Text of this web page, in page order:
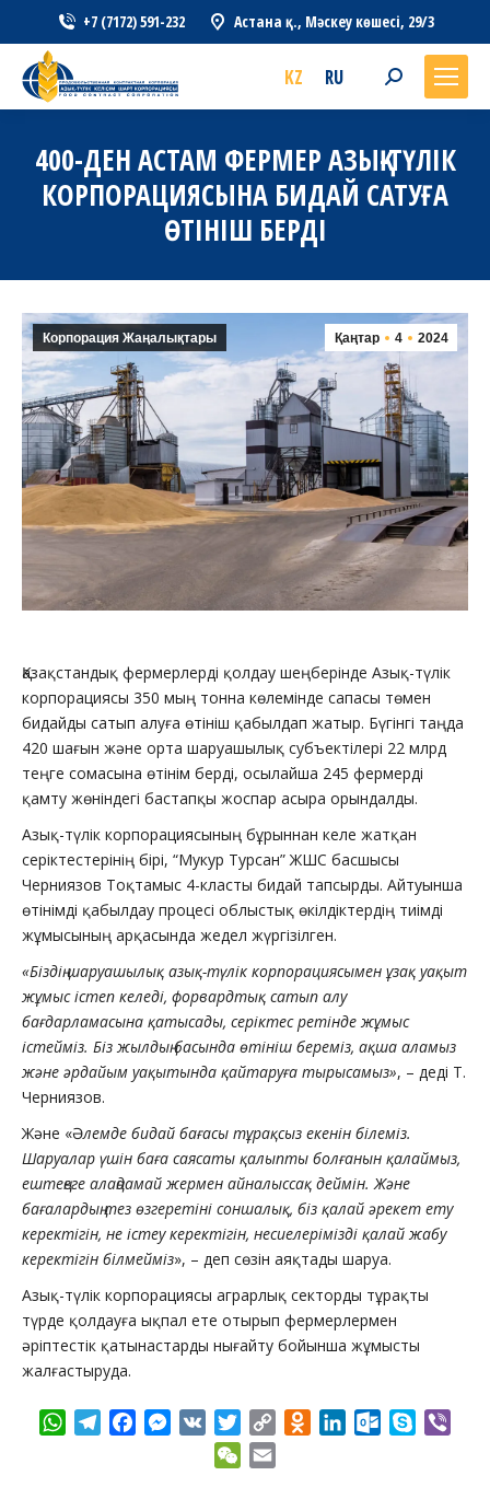
+7 (7172) 591-232 Астана қ., Мәскеу көшесі, 29/3
KZ RU Search:
400-ДЕН АСТАМ ФЕРМЕР АЗЫҚ-ТҮЛІК
КОРПОРАЦИЯСЫНА БИДАЙ САТУҒА
ӨТІНІШ БЕРДІ
Қаңтар 4 2024
Корпорация Жаңалықтары
Қазақстандық фермерлерді қолдау шеңберінде Азық-түлік
корпорациясы 350 мың тонна көлемінде сапасы төмен
бидайды сатып алуға өтініш қабылдап жатыр. Бүгінгі таңда
420 шағын және орта шаруашылық субъектілері 22 млрд
теңге сомасына өтінім берді, осылайша 245 фермерді
қамту жөніндегі бастапқы жоспар асыра орындалды.
Азық-түлік корпорациясының бұрыннан келе жатқан
серіктестерінің бірі, “Мукур Турсан” ЖШС басшысы
Черниязов Тоқтамыс 4-класты бидай тапсырды. Айтуынша
өтінімді қабылдау процесі облыстық өкілдіктердің тиімді
жұмысының арқасында жедел жүргізілген.
«Біздің шаруашылық азық-түлік корпорациясымен ұзақ уақыт
жұмыс істеп келеді, форвардтық сатып алу
бағдарламасына қатысады, серіктес ретінде жұмыс
істейміз. Біз жылдың басында өтініш береміз, ақша аламыз
және әрдайым уақытында қайтаруға тырысамыз», – деді Т.
Черниязов.
Және «Әлемде бидай бағасы тұрақсыз екенін білеміз.
Шаруалар үшін баға саясаты қалыпты болғанын қалаймыз,
ештеңеге алаңдамай жермен айналыссақ деймін. Және
бағалардың тез өзгеретіні соншалық, біз қалай әрекет ету
керектігін, не істеу керектігін, несиелерімізді қалай жабу
керектігін білмейміз», – деп сөзін аяқтады шаруа.
Азық-түлік корпорациясы аграрлық секторды тұрақты
түрде қолдауға ықпал ете отырып фермерлермен
әріптестік қатынастарды нығайту бойынша жұмысты
жалғастыруда.
WhatsApp
TelegramFacebookMessenger
VK Twitter
Copy
Odnoklassniki
LinkedInOutlook.com
Skype
WeChat